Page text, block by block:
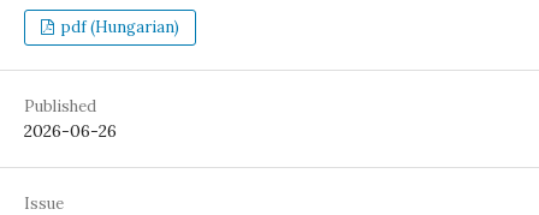
pdf (Hungarian)
Published
2026-06-26
Issue